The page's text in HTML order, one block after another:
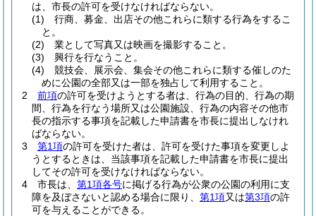
は、市長の許可を受けなければならない。
(1)
行商、募金、出店その他これらに類する行為をするこ
と。
(2)
業として写真又は映画を撮影すること。
(3)
興行を行なうこと。
(4)
競技会、展示会、集会その他これらに類する催しのた
めに公園の全部又は一部を独占して利用すること。
2
前項の許可を受けようとする者は、行為の目的、行為の期
間、行為を行なう場所又は公園施設、行為の内容その他市
長の指示する事項を記載した申請書を市長に提出しなけれ
ばならない。
3
第1項の許可を受けた者は、許可を受けた事項を変更しよ
うとするときは、当該事項を記載した申請書を市長に提出
してその許可を受けなければならない。
4
市長は、 第1項各号に掲げる行為が公衆の公園の利用に支
障を及ぼさないと認める場合に限り、 第1項又は第3項の許
可を与えることができる。